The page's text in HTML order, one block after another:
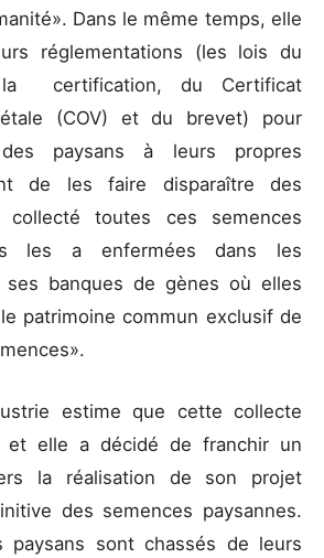
Dans le même temps, elle
réglementations (les lois du
certification, du Certificat
(COV) et du brevet) pour
des paysans à leurs propres
de les faire disparaître des
toutes ces semences
les a enfermées dans les
ses banques de gènes où elles
patrimoine commun exclusif de
estime que cette collecte
elle a décidé de franchir un
la réalisation de son projet
des semences paysannes.
paysans sont chassés de leurs